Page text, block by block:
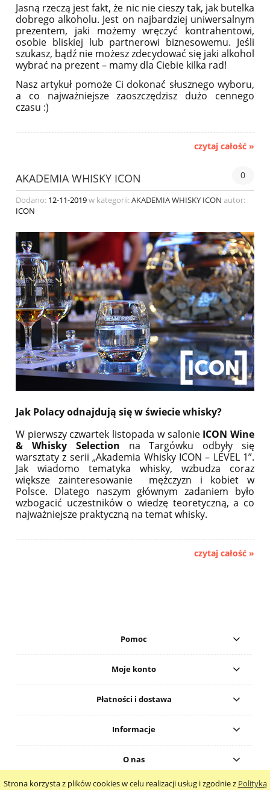
Strona korzysta z plików cookies w celu realizacji usług i zgodnie z Polityką
Jasną rzeczą jest fakt, że nic nie cieszy tak, jak butelka
dobrego alkoholu. Jest on najbardziej uniwersalnym
prezentem, jaki możemy wręczyć kontrahentowi,
osobie bliskiej lub partnerowi biznesowemu. Jeśli
szukasz, bądź nie możesz zdecydować się jaki alkohol
wybrać na prezent – mamy dla Ciebie kilka rad!
Nasz artykuł pomoże Ci dokonać słusznego wyboru,
a co najważniejsze zaoszczędzisz dużo cennego
czasu :)
czytaj całość »
AKADEMIA WHISKY ICON 0
Dodano: 12-11-2019w kategorii:AKADEMIA WHISKY ICON autor:
ICON
Jak Polacy odnajdują się w świecie whisky?
W pierwszy czwartek listopada w salonie ICON Wine
& Whisky Selection na Targówku odbyły się
warsztaty z serii „Akademia Whisky ICON – LEVEL 1”.
Jak wiadomo tematyka whisky, wzbudza coraz
większe zainteresowanie mężczyzn i kobiet w
Polsce. Dlatego naszym głównym zadaniem było
wzbogacić uczestników o wiedzę teoretyczną, a co
najważniejsze praktyczną na temat whisky.
czytaj całość »
Pomoc
Moje konto
Płatności i dostawa
Informacje
O nas